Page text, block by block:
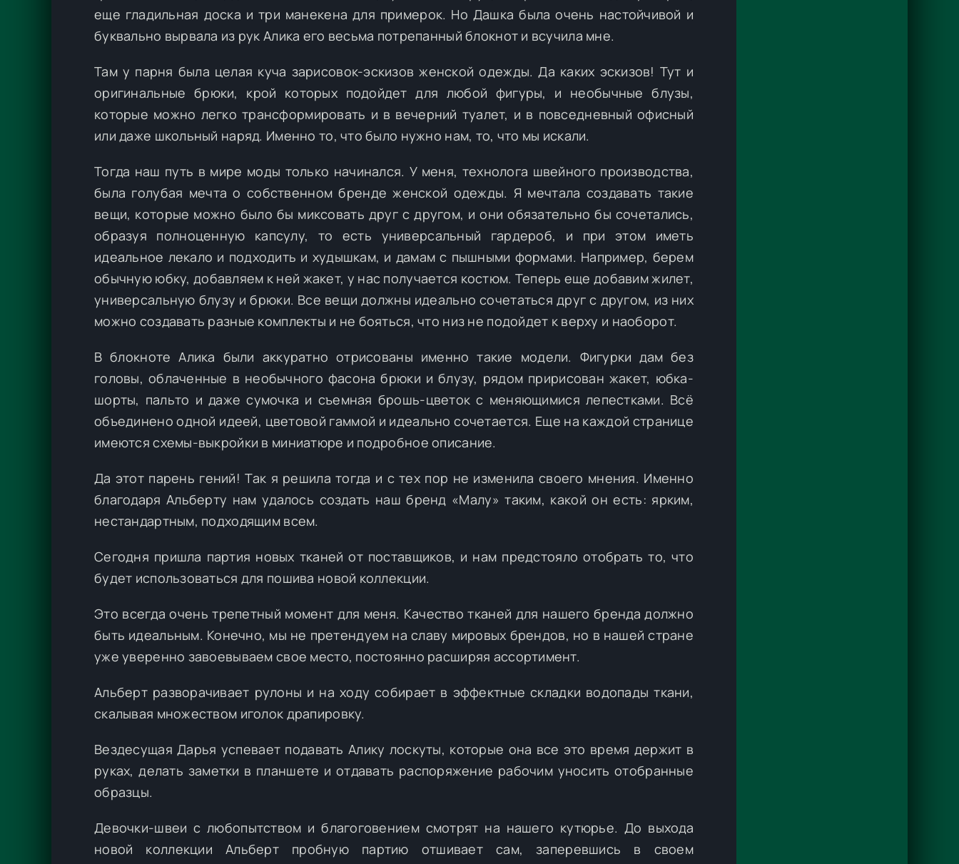
еще гладильная доска и три манекена для примерок. Но Дашка была очень настойчивой и
буквально вырвала из рук Алика его весьма потрепанный блокнот и всучила мне.
Там у парня была целая куча зарисовок-эскизов женской одежды. Да каких эскизов! Тут и
оригинальные брюки, крой которых подойдет для любой фигуры, и необычные блузы,
которые можно легко трансформировать и в вечерний туалет, и в повседневный офисный
или даже школьный наряд. Именно то, что было нужно нам, то, что мы искали.
Тогда наш путь в мире моды только начинался. У меня, технолога швейного производства,
была голубая мечта о собственном бренде женской одежды. Я мечтала создавать такие
вещи, которые можно было бы миксовать друг с другом, и они обязательно бы сочетались,
образуя полноценную капсулу, то есть универсальный гардероб, и при этом иметь
идеальное лекало и подходить и худышкам, и дамам с пышными формами. Например, берем
обычную юбку, добавляем к ней жакет, у нас получается костюм. Теперь еще добавим жилет,
универсальную блузу и брюки. Все вещи должны идеально сочетаться друг с другом, из них
можно создавать разные комплекты и не бояться, что низ не подойдет к верху и наоборот.
В блокноте Алика были аккуратно отрисованы именно такие модели. Фигурки дам без
головы, облаченные в необычного фасона брюки и блузу, рядом пририсован жакет, юбка-
шорты, пальто и даже сумочка и съемная брошь-цветок с меняющимися лепестками. Всё
объединено одной идеей, цветовой гаммой и идеально сочетается. Еще на каждой странице
имеются схемы-выкройки в миниатюре и подробное описание.
Да этот парень гений! Так я решила тогда и с тех пор не изменила своего мнения. Именно
благодаря Альберту нам удалось создать наш бренд «Малу» таким, какой он есть: ярким,
нестандартным, подходящим всем.
Сегодня пришла партия новых тканей от поставщиков, и нам предстояло отобрать то, что
будет использоваться для пошива новой коллекции.
Это всегда очень трепетный момент для меня. Качество тканей для нашего бренда должно
быть идеальным. Конечно, мы не претендуем на славу мировых брендов, но в нашей стране
уже уверенно завоевываем свое место, постоянно расширяя ассортимент.
Альберт разворачивает рулоны и на ходу собирает в эффектные складки водопады ткани,
скалывая множеством иголок драпировку.
Вездесущая Дарья успевает подавать Алику лоскуты, которые она все это время держит в
руках, делать заметки в планшете и отдавать распоряжение рабочим уносить отобранные
образцы.
Девочки-швеи с любопытством и благоговением смотрят на нашего кутюрье. До выхода
новой коллекции Альберт пробную партию отшивает сам, заперевшись в своем